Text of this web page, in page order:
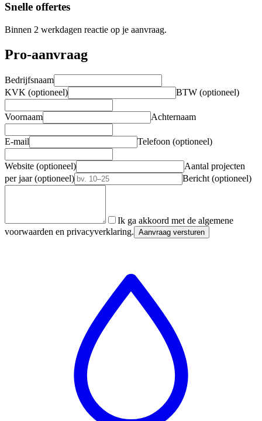
Snelle offertes
Binnen 2 werkdagen reactie op je aanvraag.
Pro-aanvraag
Bedrijfsnaam
KVK (optioneel)
BTW (optioneel)
Voornaam Achternaam
E-mail Telefoon (optioneel)
Website (optioneel)
Aantal projecten
per jaar (optioneel)
Bericht (optioneel)
Ik ga akkoord met de algemene
voorwaarden en privacyverklaring. Aanvraag versturen